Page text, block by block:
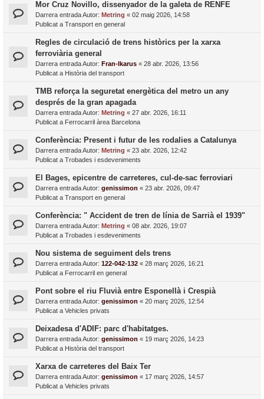
Mor Cruz Novillo, dissenyador de la galeta de RENFE
Darrera entrada Autor: Metring « 02 maig 2026, 14:58
Publicat a Transport en general
Regles de circulació de trens històrics per la xarxa
ferroviària general
Darrera entrada Autor: Fran-Ikarus « 28 abr. 2026, 13:56
Publicat a Història del transport
TMB reforça la seguretat energètica del metro un any
després de la gran apagada
Darrera entrada Autor: Metring « 27 abr. 2026, 16:11
Publicat a Ferrocarril àrea Barcelona
Conferència: Present i futur de les rodalies a Catalunya
Darrera entrada Autor: Metring « 23 abr. 2026, 12:42
Publicat a Trobades i esdeveniments
El Bages, epicentre de carreteres, cul-de-sac ferroviari
Darrera entrada Autor: genissimon « 23 abr. 2026, 09:47
Publicat a Transport en general
Conferència: " Accident de tren de línia de Sarrià el 1939"
Darrera entrada Autor: Metring « 08 abr. 2026, 19:07
Publicat a Trobades i esdeveniments
Nou sistema de seguiment dels trens
Darrera entrada Autor: 122-042-132 « 28 març 2026, 16:21
Publicat a Ferrocarril en general
Pont sobre el riu Fluvià entre Esponellà i Crespià
Darrera entrada Autor: genissimon « 20 març 2026, 12:54
Publicat a Vehicles privats
Deixadesa d'ADIF: parc d'habitatges.
Darrera entrada Autor: genissimon « 19 març 2026, 14:23
Publicat a Història del transport
Xarxa de carreteres del Baix Ter
Darrera entrada Autor: genissimon « 17 març 2026, 14:57
Publicat a Vehicles privats